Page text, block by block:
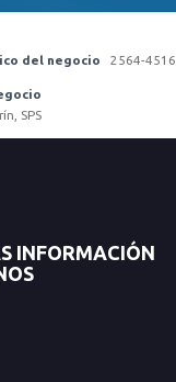
del negocio 2564-4516
SPS
INFORMACIÓN